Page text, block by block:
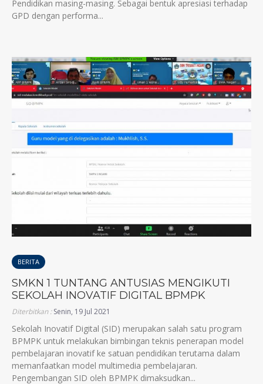
Pendidikan masing-masing. Sebagai bentuk apresiasi terhadap
GPD dengan performa...
BERITA
SMKN 1 TUNTANG ANTUSIAS MENGIKUTI
SEKOLAH INOVATIF DIGITAL BPMPK
Diterbitkan :Senin, 19 Jul 2021
Sekolah Inovatif Digital (SID) merupakan salah satu program
BPMPK untuk melakukan bimbingan teknis penerapan model
pembelajaran inovatif ke satuan pendidikan terutama dalam
memanfaatkan model multimedia pembelajaran.
Pengembangan SID oleh BPMPK dimaksudkan...